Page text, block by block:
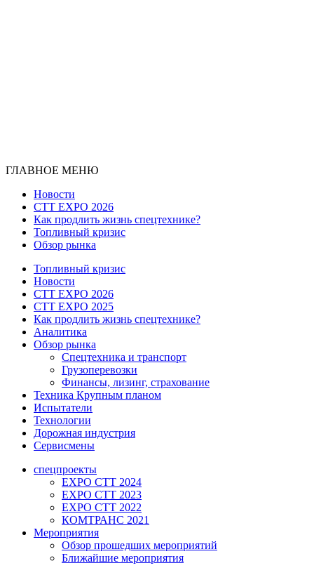
ГЛАВНОЕ МЕНЮ
Новости
CTT EXPO 2026
Как продлить жизнь спецтехнике?
Топливный кризис
Обзор рынка
Топливный кризис
Новости
CTT EXPO 2026
CTT EXPO 2025
Как продлить жизнь спецтехнике?
Аналитика
Обзор рынка
Спецтехника и транспорт
Грузоперевозки
Финансы, лизинг, страхование
Техника Крупным планом
Испытатели
Технологии
Дорожная индустрия
Сервисмены
спецпроекты
EXPO CTT 2024
EXPO CTT 2023
EXPO CTT 2022
КОМТРАНС 2021
Мероприятия
Обзор прошедших мероприятий
Ближайшие мероприятия